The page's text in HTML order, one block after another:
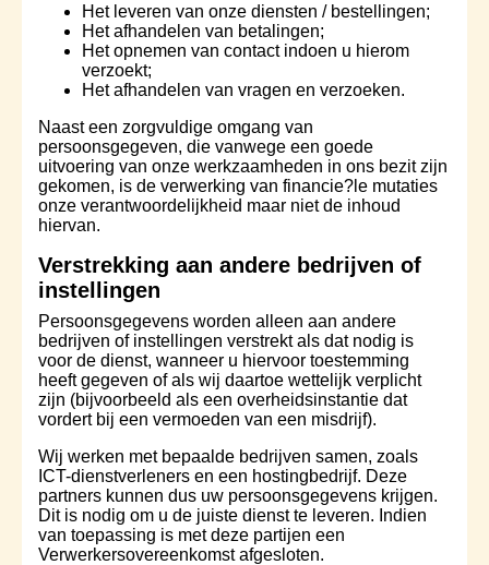
Het leveren van onze diensten / bestellingen;
Het afhandelen van betalingen;
Het opnemen van contact indoen u hierom
verzoekt;
Het afhandelen van vragen en verzoeken.
Naasteen zorgvuldige omgang van
persoonsgegeven, die vanwege een goede
uitvoering van onze werkzaamheden in ons bezit zijn
gekomen, is de verwerking van financie?le mutaties
onze verantwoordelijkheid maar niet de inhoud
hiervan.
Verstrekking aan andere bedrijven of
instellingen
Persoonsgegevens worden alleen aan andere
bedrijven of instellingen verstrekt als dat nodig is
voor de dienst, wanneer u hiervoor toestemming
heeft gegeven of als wij daartoe wettelijk verplicht
zijn (bijvoorbeeld als een overheidsinstantie dat
vordert bij een vermoeden van een misdrijf).
Wij werken met bepaalde bedrijven samen, zoals
ICT-dienstverleners en een hostingbedrijf. Deze
partners kunnen dus uw persoonsgegevens krijgen.
Dit is nodig om u de juiste dienst te leveren. Indien
van toepassing is met deze partijen een
Verwerkersovereenkomst afgesloten.